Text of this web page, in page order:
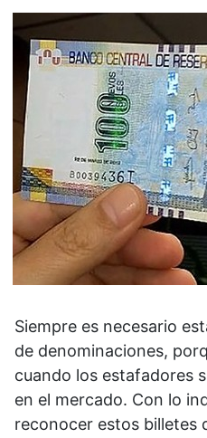
Siempre es necesario
de denominaciones,
cuando los estafadores
en el mercado. Con lo
reconocer estos billetes